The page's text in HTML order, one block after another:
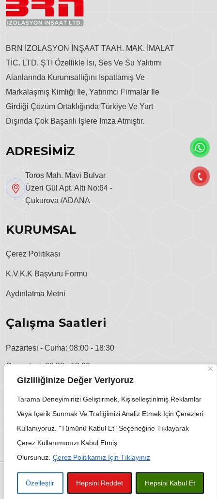
Gizliliğinize Değer Veriyoruz
Tarama Deneyiminizi Geliştirmek, Kişiselleştirilmiş Reklamlar
Veya Içerik Sunmak Ve Trafiğimizi Analiz Etmek Için Çerezleri
Kullanıyoruz. "Tümünü Kabul Et" Seçeneğine Tıklayarak
Çerez Kullanımımızı Kabul Etmiş
Olursunuz. Çerez Politikamız İçin Tıklayınız
Özelleştir Hepsini Reddet Hepsini Kabul Et
BRN İZOLASYON İNŞAAT TAAH. MAK. İMALAT
TİC. LTD. ŞTİ Özellikle Isı, Ses Ve Su Yalıtımı
Alanlarında Kurumsallığını Ispatlamış Ve
Markalaşmış Kimliği Ile, Yatırımcı Firmalar Ile
Girdiği Çözüm Ortaklığında Türkiye Ve Yurt
Dışında Çok Başarılı Işlere Imza Atmıştır.
ADRESİMİZ
Toros Mah. Mavi Bulvar
Üzeri Gül Apt. Altı No:64 -
Çukurova /ADANA
KURUMSAL
Çerez Politikası
K.V.K.K Başvuru Formu
Aydınlatma Metni
Çalışma Saatleri
Pazartesi - Cuma: 08:00 - 18:30
Cumartesi: 08:30 - 13:00
Pazar: Kapalı
Web Tasarım & SEO © Story Dijital